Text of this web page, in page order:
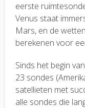
eerste
Venus staat
Mars, en de
berekenen voor
Sinds het begin
23 sondes
satellieten met
alle sondes die